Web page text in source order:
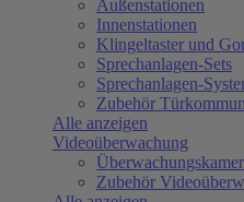
Außenstationen
Innenstationen
Klingeltaster und
Sprechanlagen-Sets
Sprechanlagen-
Zubehör
Alle anzeigen
Videoüberwachung
Zubehör